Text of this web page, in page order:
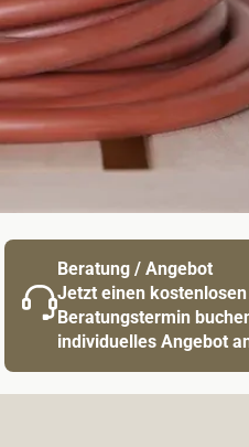
Beratung / Angebot
Jetzt einen kostenlosen
Beratungstermin
individuelles Angebot